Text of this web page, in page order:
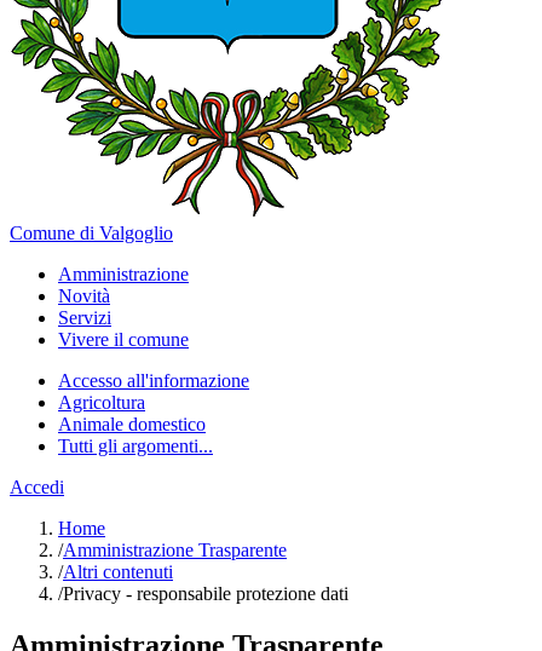
Comune di Valgoglio
Amministrazione
Novità
Servizi
Vivere il comune
Accesso all'informazione
Agricoltura
Animale domestico
Tutti gli argomenti...
Accedi
Home
/Amministrazione Trasparente
/Altri contenuti
/Privacy - responsabile protezione dati